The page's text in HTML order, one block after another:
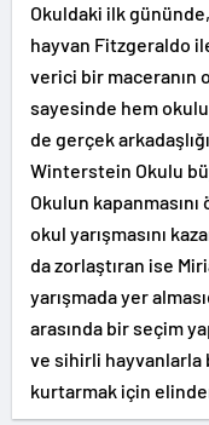
Okuldaki ilk
hayvan Fitzgeraldo
verici bir maceranın
sayesinde hem
de gerçek
Winterstein Okulu
Okulun
okul yarışmasını
da zorlaştıran ise
yarışmada yer
arasında bir seçim
ve sihirli hayvanlarla
kurtarmak için